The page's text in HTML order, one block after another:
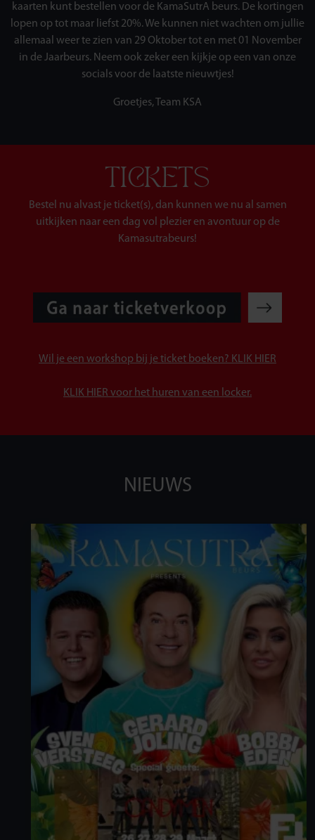
kaarten kunt bestellen voor de KamaSutrA beurs. De kortingen
lopen op tot maar liefst 20%. We kunnen niet wachten om jullie
allemaal weer te zien van 29 Oktober tot en met 01 November
in de Jaarbeurs. Neem ook zeker een kijkje op een van onze
socials voor de laatste nieuwtjes!
Groetjes, Team KSA
TICKETS
Bestel nu alvast je ticket(s), dan kunnen we nu al samen
uitkijken naar een dag vol plezier en avontuur op de
Kamasutrabeurs!
Wil je een workshop bij je ticket boeken? KLIK HIER
KLIK HIER voor het huren van een locker.
NIEUWS